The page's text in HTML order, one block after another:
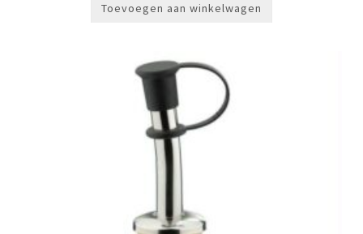
Toevoegen aan winkelwagen